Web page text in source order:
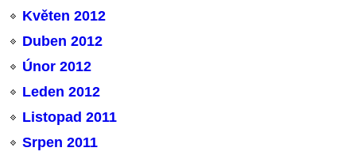
Květen 2012
Duben 2012
Únor 2012
Leden 2012
Listopad 2011
Srpen 2011